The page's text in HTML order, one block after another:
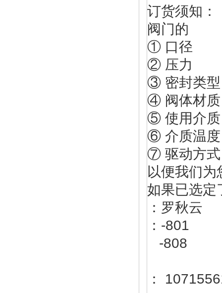
订货须知：
阀门的
① 口径
② 压力
③ 密封类型
④ 阀体材质
⑤ 使用介质
⑥ 介质温度
⑦ 驱动方式
以便我们
如果已选定
：罗秋云
：-801
-808
：